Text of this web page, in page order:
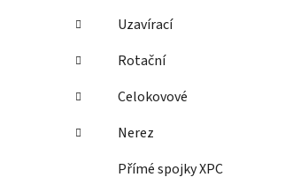
Uzavírací
Rotační
Celokovové
Nerez
Přímé spojky XPC